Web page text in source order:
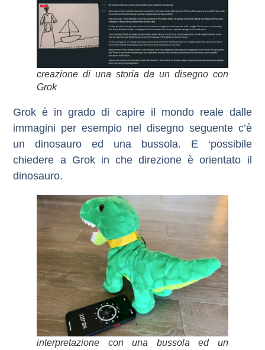
creazione di una storia da un disegno con
Grok
Grok è in grado di capire il mondo reale dalle
immagini per esempio nel disegno seguente c’è
un dinosauro ed una bussola. E ‘possibile
chiedere a Grok in che direzione è orientato il
dinosauro.
interpretazione con una bussola ed un